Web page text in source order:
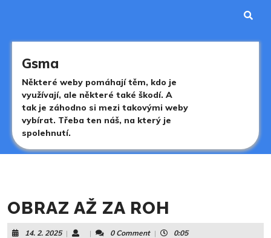
Gsma
Některé weby pomáhají těm, kdo je
využívají, ale některé také škodí. A
tak je záhodno si mezi takovými weby
vybírat. Třeba ten náš, na který je
spolehnutí.
OBRAZ AŽ ZA ROH
14. 2. 202514.| | 0 Comment | 0:05